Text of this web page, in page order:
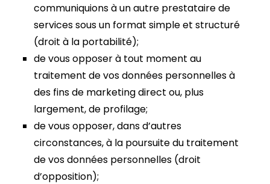
communiquions à un autre prestataire de
services sous un format simple et structuré
(droit à la portabilité);
de vous opposer à tout moment au
traitement de vos données personnelles à
des fins de marketing direct ou, plus
largement, de profilage;
de vous opposer, dans d’autres
circonstances, à la poursuite du traitement
de vos données personnelles (droit
d’opposition);